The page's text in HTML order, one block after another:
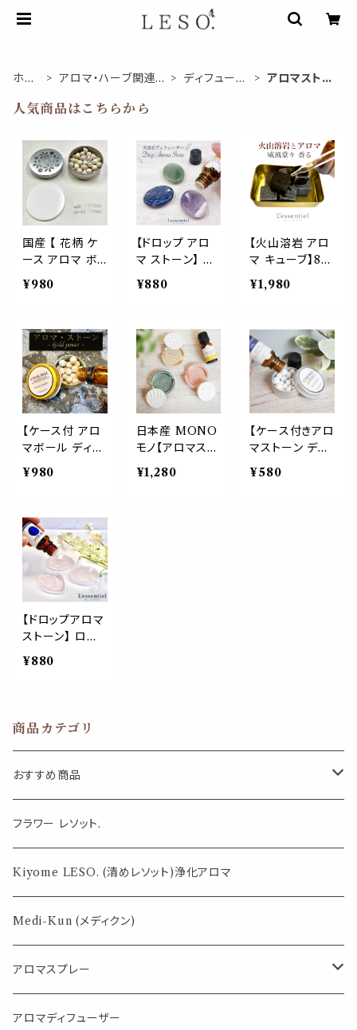
ホー
アロマ・ハーブ関連商
ディフューザ
アロマストー
人気商品はこちらから
国産 【 花柄 ケ
ース アロマ ボ
ール ディフュー
ザー 】シルバー
水 エッセンシャ
ルオイル 精油
対応 ブティック
トイレ 玄関 イン
テリア 雑貨 AE
AJ 生活 玉 サロ
ン 木
¥980
【ドロップ アロ
マ ストーン】 選
べる天然石 ディ
フューザー パワ
センシャルオイル
精油対応 インテ
リア 玄関 トイレ
リビング おうち
時間 おしゃれ
雑貨 アメジスト
フローライト ブ
ルーベイン
¥880
【火山溶岩 アロ
マ キューブ】8個
ディフューザー
天然 エッセンシ
精油 対応 服屋
トイレ 玄関 イン
テリア 雑貨 自
然
¥1,980
【ケース付 アロ
マボール ディフ
ューザー】金色
国産 陶器ボー
シャルオイル 精
油対応 金 服屋
トイレ 玄関 イン
テリア おしゃれ
磁器 雑貨 ゴー
ルド
¥980
日本産 MONO
モノ【アロマスト
ーンセット】おし
ゃれ かわいい
¥1,280
【ケース付きアロ
マストーン ディ
フューザー】セラ
¥580
【ドロップアロマ
ストーン】 ロー
ズクォーツ タイ
ガーアイ クリア
パワーストーン
エッセンシャルオ
イル 精油対応
アロマ
¥880
商品カテゴリ
おすすめ商品
気になる虫対策に
薄荷の香りで体感温度-4℃ !? スースーシリーズ
パロサント
フラワー レソット.
Kiyome LESO. (清めレソット)浄化アロマ
Medi-Kun (メディクン)
アロマスプレー
目的で選ぶ
アロマディフューザー